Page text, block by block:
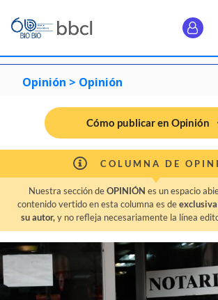
Opinión > Opinión
Cómo publicar en Opinión
COLUMNA DE
Nuestra sección deOPINIÓN es un espacio
contenido vertido en esta columna es de
su autor,y no refleja necesariamente la línea